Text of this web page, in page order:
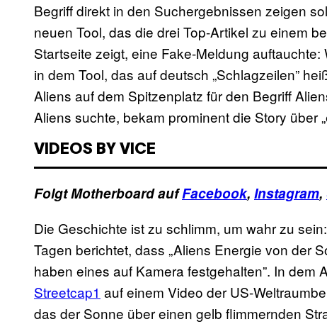
Begriff direkt in den Suchergebnissen zeigen
neuen Tool, das die drei Top-Artikel zu einem
Startseite zeigt, eine Fake-Meldung auftauchte:
in dem Tool, das auf deutsch „Schlagzeilen”
Aliens auf dem Spitzenplatz für den Begriff
Aliens suchte, bekam prominent die Story über
VIDEOS BY VICE
Folgt Motherboard aufFacebook, Instagram,
Die Geschichte ist zu schlimm, um wahr zu
Tagen berichtet, dass „Aliens Energie von der
haben eines auf Kamera festgehalten”. In
Streetcap1 auf einem Video der US-
das der Sonne über einen gelb flimmernden